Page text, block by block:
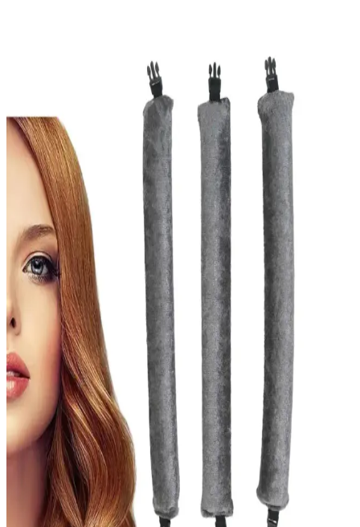
Croc 3'lü tarak seti, ergonomik tasarımı ve çok yönlü kullanımıyla
saç şekillendirmede pratiklik sağlar. Plastik malzeme dayanıklılığı ve
şık görünümüyle günlük kullanım için ideal bir seçimdir.
Vieste Vichy Dercos Anti Dandruff Şampuanı Saç
Derisi ve Kepek Sorunlarına Çözüm Sunar
Vieste Vichy Dercos Anti Dandruff Şampuanı, doğal içerikleriyle
kepek ve saç derisi sorunlarına karşı etkili, uzun süreli kullanım
sağlayan bir saç bakım ürünüdür.
Balayage Saç Boyama Tekniklerinde Doğru
Sonuçlar İçin Önemli Faktörler ve Uygulama
Yöntemleri
Balayage uygulamasında teknik farklılıklar, saç yapısı ve tonlama
seçimleri sonucu etkiler. Doğru iletişim ve uygun yöntemlerle
istenilen doğal saç rengi elde edilebilir.
Quality Life Saç Parfümü: Uzun Süreli Koku ve
Bakım Sağlayan Saç Ürünü
Quality Life Saç Parfümü, saçlara uzun süre kalıcı hoş koku ve
bakım sağlayan, kolay kullanımlı ve doğal içeriklerle formüle
edilmiş etkili bir saç bakım ürünüdür.
Pantene Aqua Light ve Temel Bakım Saç Kremi
Karşılaştırması Saç Tiplerine Uygunluk ve
Performans Analizi